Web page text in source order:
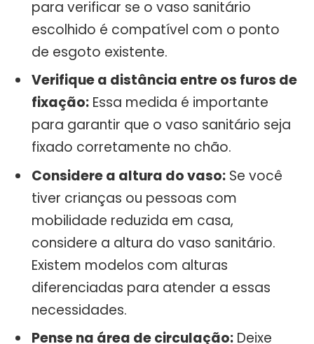
para verificar se o vaso sanitário
escolhido é compatível com o ponto
de esgoto existente.
Verifique a distância entre os furos de
fixação: Essa medida é importante
para garantir que o vaso sanitário seja
fixado corretamente no chão.
Considere a altura do vaso: Se você
tiver crianças ou pessoas com
mobilidade reduzida em casa,
considere a altura do vaso sanitário.
Existem modelos com alturas
diferenciadas para atender a essas
necessidades.
Pense na área de circulação: Deixe